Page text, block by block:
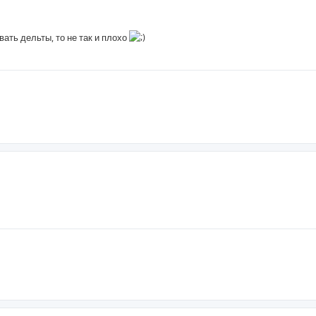
дельты, то не так и плохо